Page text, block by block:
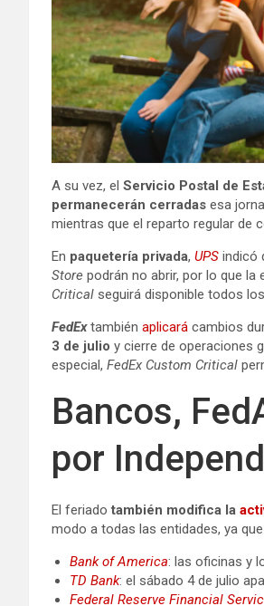
A su vez, el Servicio Postal de
permanecerán cerradas esa
mientras que el reparto regular de
En paquetería privada, UPS indicó
Store podrán no abrir, por lo que la
Critical seguirá disponible todos
FedExtambién aplicará cambios
3 de julio y cierre de operaciones
especial, FedEx Custom Critical
Bancos,
por
El feriadotambién modifica la
modo a todas las entidades, ya
Bank of America: las oficinas y
TD Bank: el sábado 4 de julio
Federal Reserve Financial